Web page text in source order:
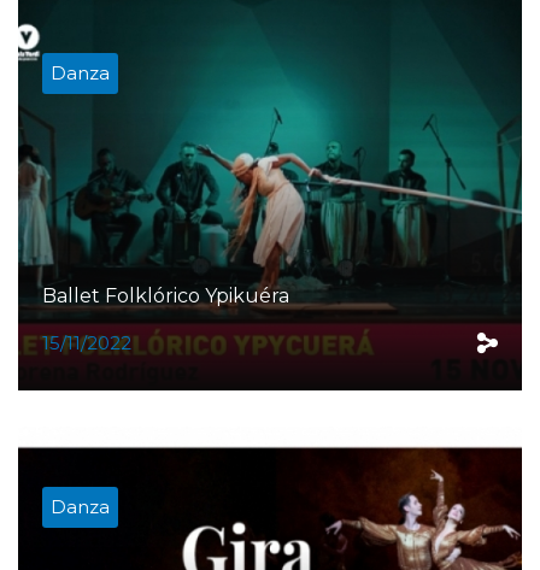
Danza
Ballet Folklórico Ypikuéra
15/11/2022
Danza